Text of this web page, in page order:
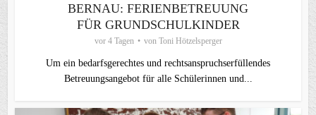
BERNAU: FERIENBETREUUNG
FÜR GRUNDSCHULKINDER
vor 4 Tagen von Toni Hötzelsperger
Um ein bedarfsgerechtes und rechtsanspruchserfüllendes
Betreuungsangebot für alle Schülerinnen und...